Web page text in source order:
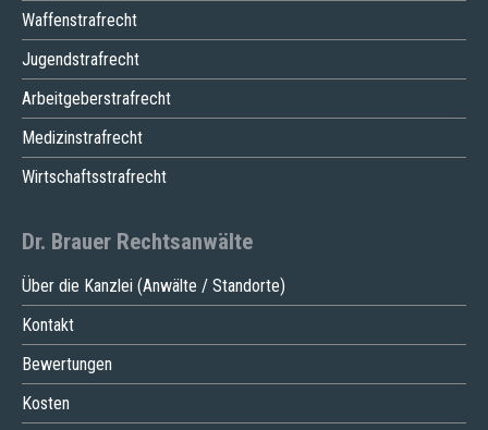
Waffenstrafrecht
Jugendstrafrecht
Arbeitgeberstrafrecht
Medizinstrafrecht
Wirtschaftsstrafrecht
Dr. Brauer Rechtsanwälte
Über die Kanzlei (Anwälte / Standorte)
Kontakt
Bewertungen
Kosten